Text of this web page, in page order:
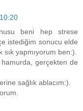
beni hep strese
istediğim sonucu elde
yapmıyorum ben:).
gerçekten de
sağlık ablacım:).